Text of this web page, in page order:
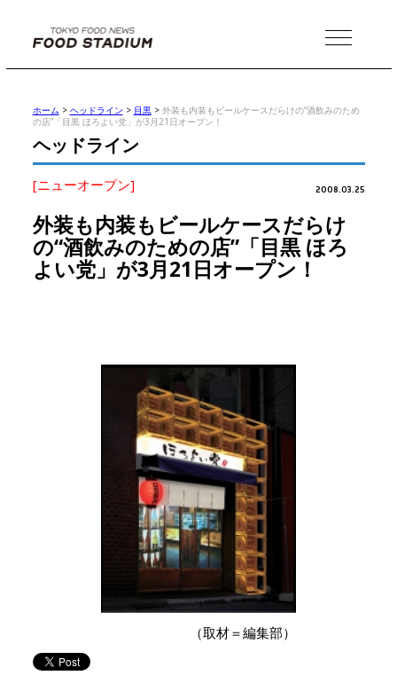
MENU
ホーム > ヘッドライン > 目黒> 外装も内装もビールケースだらけの“酒飲みのため
の店”「目黒 ほろよい党」が3月21日オープン！
ヘッドライン
[ニューオープン] 2008.03.25
外装も内装もビールケースだらけ
の“酒飲みのための店”「目黒 ほろ
よい党」が3月21日オープン！
（取材＝編集部）